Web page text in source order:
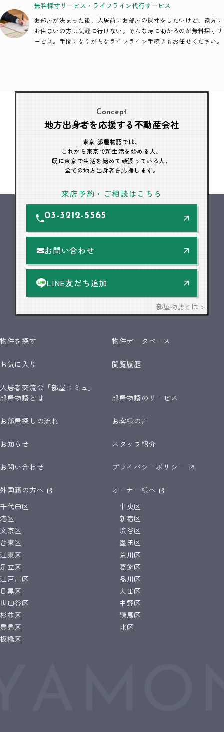
無料採寸サービス・ ライフライン代行サービス
お部屋が決まった後、入居前にお部屋の採寸をしたいけど、遠方に
お住まいの方は気軽に行けない。そんな時に助かるのが無料採寸サ
ービス。手間になりがちなライフライン手続きもお任せください。
Concept
地方出身者を応援する不動産会社
東京 部屋物語では、
これから東京で新生活を始める人、
既に東京で生活を始めて頑張っている人、
全ての地方出身者を応援します。
来店予約・ご相談はこちら
03-3212-5565
お問い合わせ
LINE友だち追加
部屋物語とは >
物件を探す 物件データベース
お気に入り 閲覧履歴
入居者交流会「部屋コミュ」
部屋物語とは
部屋物語のサービス
お部屋探しの流れ お客様の声
お知らせ スタッフ紹介
お問い合わせ プライバシーポリシー
外国籍の方へ
オーナー様へ
千代田区
中央区
港区
新宿区
文京区
渋谷区
台東区
墨田区
江東区
荒川区
足立区
葛飾区
江戸川区
品川区
目黒区
大田区
世田谷区
中野区
杉並区
練馬区
豊島区
北区
板橋区